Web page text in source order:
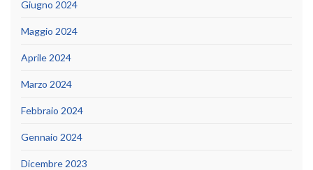
Giugno 2024
Maggio 2024
Aprile 2024
Marzo 2024
Febbraio 2024
Gennaio 2024
Dicembre 2023